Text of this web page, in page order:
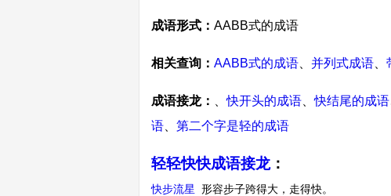
成语形式： AABB式的成语
相关查询： AABB式的成语 并列式成语
成语接龙： 、快开头的成语 、快结尾的成语
语
第二个字是轻的成语
轻轻快快成语接龙：
快步流星 形容步子跨得大，走得快。